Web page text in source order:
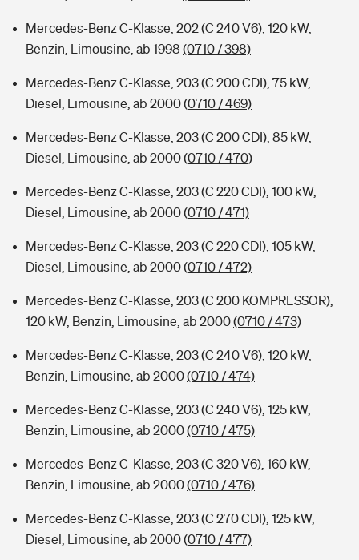
Mercedes-Benz C-Klasse, 202 (C 240 V6), 120 kW,
Benzin, Limousine, ab 1998 (0710 / 398)
Mercedes-Benz C-Klasse, 203 (C 200 CDI), 75 kW,
Diesel, Limousine, ab 2000(0710 / 469)
Mercedes-Benz C-Klasse, 203 (C 200 CDI), 85 kW,
Diesel, Limousine, ab 2000(0710 / 470)
Mercedes-Benz C-Klasse, 203 (C 220 CDI), 100 kW,
Diesel, Limousine, ab 2000(0710 / 471)
Mercedes-Benz C-Klasse, 203 (C 220 CDI), 105 kW,
Diesel, Limousine, ab 2000(0710 / 472)
Mercedes-Benz C-Klasse, 203 (C 200 KOMPRESSOR),
120 kW, Benzin, Limousine, ab 2000(0710 / 473)
Mercedes-Benz C-Klasse, 203 (C 240 V6), 120 kW,
Benzin, Limousine, ab 2000(0710 / 474)
Mercedes-Benz C-Klasse, 203 (C 240 V6), 125 kW,
Benzin, Limousine, ab 2000(0710 / 475)
Mercedes-Benz C-Klasse, 203 (C 320 V6), 160 kW,
Benzin, Limousine, ab 2000(0710 / 476)
Mercedes-Benz C-Klasse, 203 (C 270 CDI), 125 kW,
Diesel, Limousine, ab 2000(0710 / 477)